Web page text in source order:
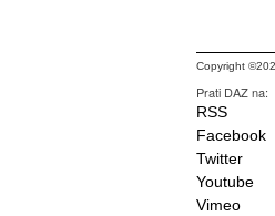
Copyright
Prati DAZ na:
RSS
Facebook
Twitter
Youtube
Vimeo